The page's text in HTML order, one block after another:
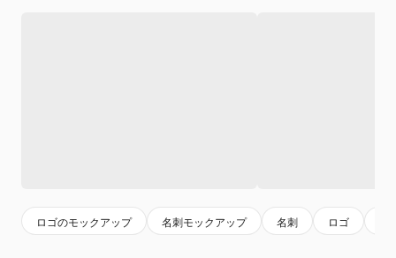
ロゴのモックアップ 名刺モックアップ 名刺 ロゴ